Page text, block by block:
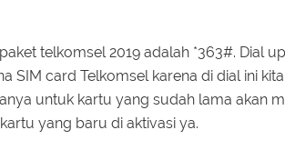
telkomsel 2019 adalah *363#. Dial
SIM card Telkomsel karena di dial ini
untuk kartu yang sudah lama akan
yang baru di aktivasi ya.